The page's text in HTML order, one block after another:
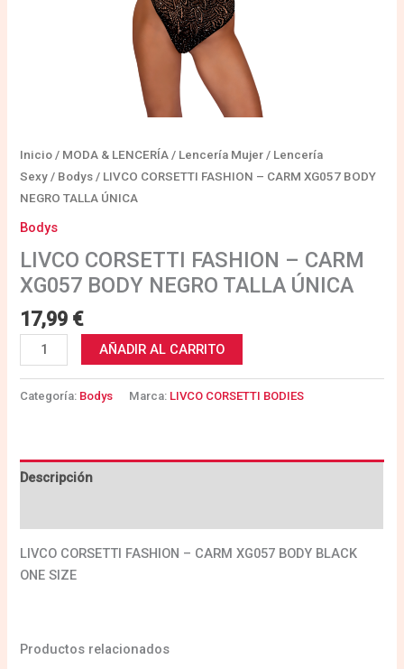
Inicio / MODA & LENCERÍA / Lencería Mujer / Lencería
Sexy / Bodys / LIVCO CORSETTI FASHION – CARM XG057 BODY
NEGRO TALLA ÚNICA
Bodys
LIVCO CORSETTI FASHION – CARM
XG057 BODY NEGRO TALLA ÚNICA
17,99 €
AÑADIR AL CARRITO
Categoría: Bodys Marca: LIVCO CORSETTI BODIES
Descripción
LIVCO CORSETTI FASHION – CARM XG057 BODY BLACK
ONE SIZE
Productos relacionados